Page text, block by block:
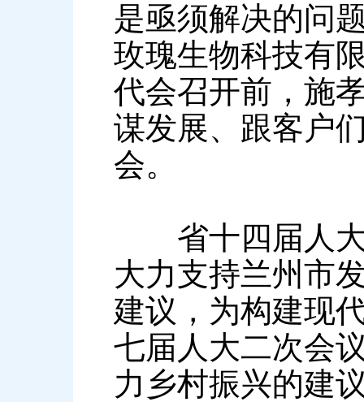
是亟须解决的问
玫瑰生物科技有
代会召开前，施
谋发展、跟客户
会。
省十四届人大
大力支持兰州市
建议，为构建现
七届人大二次会
力乡村振兴的建